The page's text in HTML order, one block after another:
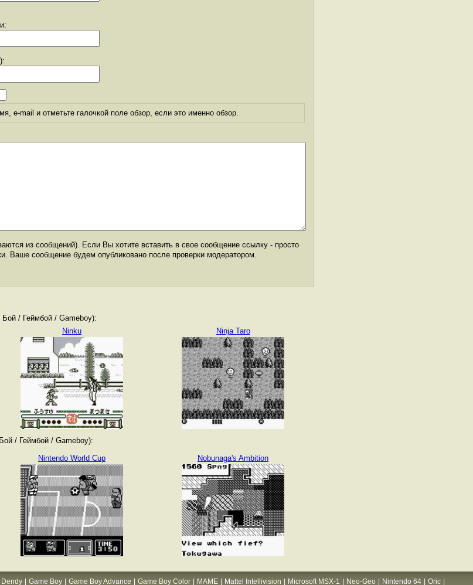
):
e-mail и отметьте галочкой поле обзор, если это именно обзор.
из сообщений). Если Вы хотите вставить в свое сообщение ссылку - просто
Ваше сообщение будем опубликовано после проверки модератором.
/ Геймбой / Gameboy):
Ninku Ninja Taro
/ Геймбой / Gameboy):
Nintendo World Cup Nobunaga's Ambition
Dendy Game Boy Game Boy Advance Game Boy Color MAME Mattel Intellivision Microsoft MSX-1 Neo-Geo Nintendo 64 Oric